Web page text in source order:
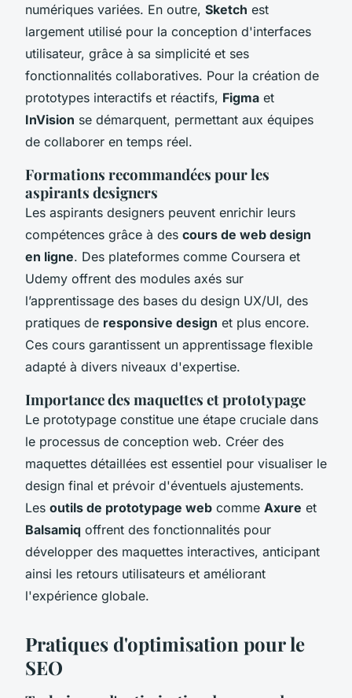
numériques variées. En outre, Sketch est
largement utilisé pour la conception d'interfaces
utilisateur, grâce à sa simplicité et ses
fonctionnalités collaboratives. Pour la création de
prototypes interactifs et réactifs, Figma et
InVision se démarquent, permettant aux équipes
de collaborer en temps réel.
Formations recommandées pour les
aspirants designers
Les aspirants designers peuvent enrichir leurs
compétences grâce à des cours de web design
en ligne. Des plateformes comme Coursera et
Udemy offrent des modules axés sur
l’apprentissage des bases du design UX/UI, des
pratiques de responsive design et plus encore.
Ces cours garantissent un apprentissage flexible
adapté à divers niveaux d'expertise.
Importance des maquettes et prototypage
Le prototypage constitue une étape cruciale dans
le processus de conception web. Créer des
maquettes détaillées est essentiel pour visualiser le
design final et prévoir d'éventuels ajustements.
Les outils de prototypage web comme Axure et
Balsamiq offrent des fonctionnalités pour
développer des maquettes interactives, anticipant
ainsi les retours utilisateurs et améliorant
l'expérience globale.
Pratiques d'optimisation pour le
SEO